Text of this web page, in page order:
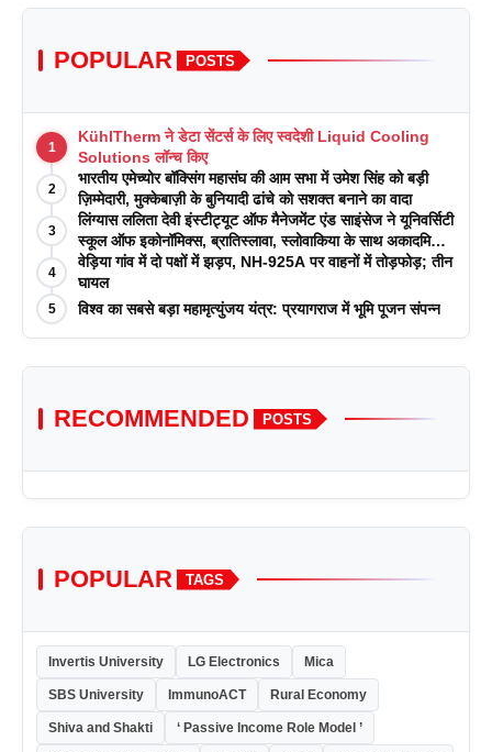
POPULAR POSTS
1
KühlTherm ने डेटा सेंटर्स के लिए स्वदेशी Liquid Cooling
Solutions लॉन्च किए
2
भारतीय एमेच्योर बॉक्सिंग महासंघ की आम सभा में उमेश सिंह को बड़ी
ज़िम्मेदारी, मुक्केबाज़ी के बुनियादी ढांचे को सशक्त बनाने का वादा
3
लिंग्यास ललिता देवी इंस्टीट्यूट ऑफ मैनेजमेंट एंड साइंसेज ने यूनिवर्सिटी
स्कूल ऑफ इकोनॉमिक्स, ब्रातिस्लावा, स्लोवाकिया के साथ अकादमिक
पत्रिकाओं में प्रकाशन रणनीतियों पर एक दिवसीय कार्यशाला का
आयोजन किया
4
वेड़िया गांव में दो पक्षों में झड़प, NH-925A पर वाहनों में तोड़फोड़; तीन
घायल
5 विश्व का सबसे बड़ा महामृत्युंजय यंत्र: प्रयागराज में भूमि पूजन संपन्न
RECOMMENDED POSTS
POPULAR TAGS
Invertis University LG Electronics Mica
SBS University ImmunoACT Rural Economy
Shiva and Shakti ‘ Passive Income Role Model ’